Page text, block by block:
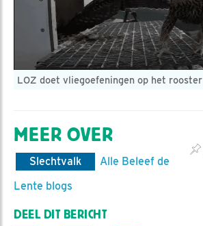
LOZ doet vliegoefeningen op het rooster
MEER OVER
Slechtvalk
Alle Beleef de
Lente blogs
DEEL DIT BERICHT